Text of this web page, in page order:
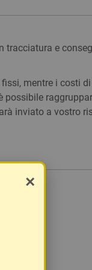
tracciatura e
mentre i costi
possibile
inviato a vostro
×